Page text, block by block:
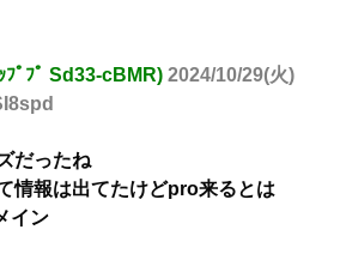
ﾌﾟﾌﾟ Sd33-cBMR) 2024/10/29(火)
だったね
情報は出てたけどpro来るとは
イン